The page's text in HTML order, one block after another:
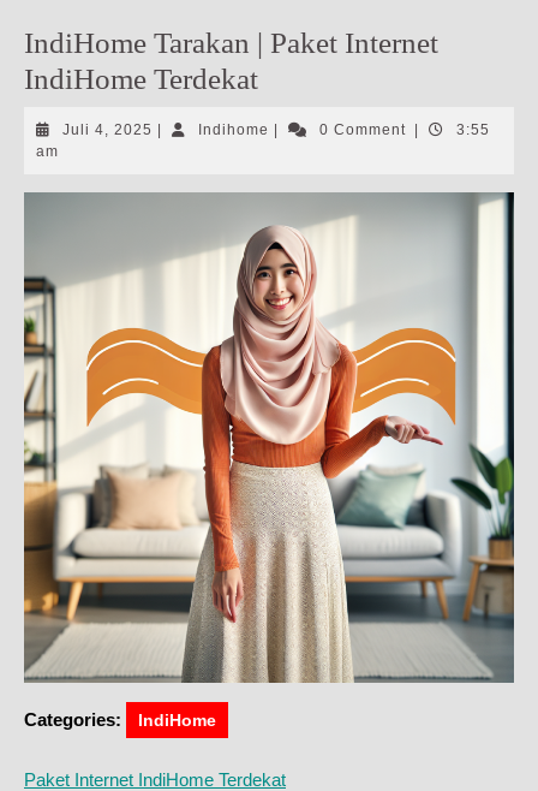
IndiHome Tarakan | Paket Internet
IndiHome Terdekat
Juli 4, 2025 Juli
Indihome Indihome0 Comment
3:55
am
Categories: IndiHome
Paket Internet IndiHome Terdekat